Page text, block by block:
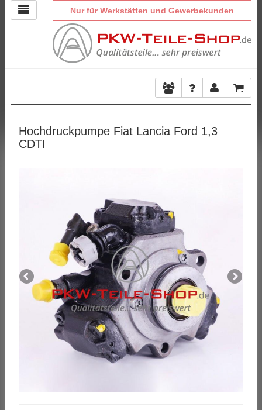
Nur für Werkstätten und Gewerbekunden
Hochdruckpumpe Fiat Lancia Ford 1,3
CDTI